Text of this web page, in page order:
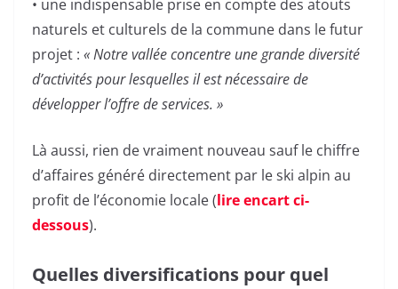
• une indispensable prise en compte des atouts
naturels et culturels de la commune dans le futur
projet : « Notre vallée concentre une grande diversité
d’activités pour lesquelles il est nécessaire de
développer l’offre de services. »
Là aussi, rien de vraiment nouveau sauf le chiffre
d’affaires généré directement par le ski alpin au
profit de l’économie locale (lire encart ci-
dessous).
Quelles diversifications pour quel